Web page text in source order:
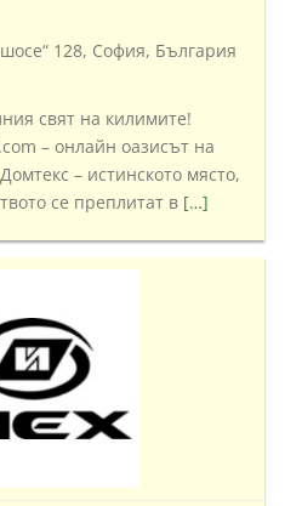
128, София, България
свят на килимите!
– онлайн оазисът на
– истинското място,
се преплитат в […]